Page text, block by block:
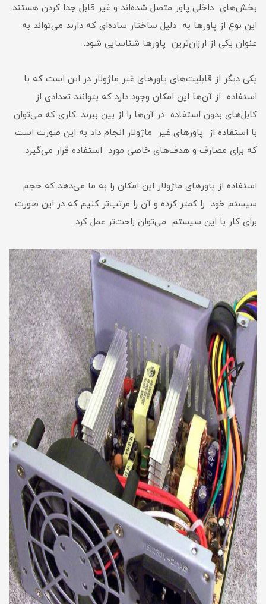
بخش‌های داخلی پاور متصل شده‌اند و غیر قابل جدا کردن هستند.
این نوع از پاور‌ها به دلیل ساختار ساده‌ای که دارند می‌تواند به
عنوان یکی از ارزان‌ترین پاور‌ها شناسایی شود.
یکی دیگر از قابلیت‌های پاور‌های غیر ماژولار در این است که با
استفاده از آن‌ها این امکان وجود دارد که بتوانند تعدادی از
کابل‌های بدون استفاده در آن‌ها را از بین ببرند. کاری که می‌توان
با استفاده از پاورهای غیر ماژولار انجام داد به این صورت است
که برای مصارف و هدف‌های خاصی مورد استفاده قرار می‌گیرد.
استفاده از پاورهای ماژولار این امکان را به ما می‌دهد که حجم
سیستم خود را کمتر کرده و آن را مرتب‌تر کنیم که در این صورت
برای کار با این سیستم می‌توان راحت‌تر عمل کرد.